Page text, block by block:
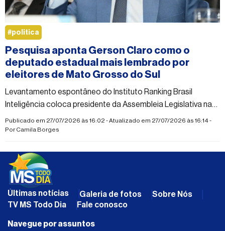
Pesquisa aponta Gerson Claro como o
deputado estadual mais lembrado por
eleitores de Mato Grosso do Sul
Levantamento espontâneo do Instituto Ranking Brasil
Inteligência coloca presidente da Assembleia Legislativa na
liderança entre os nomes citados para a disputa de deputado
estadual
Publicado em 27/07/2026 às 16:02 - Atualizado em 27/07/2026 às 16:14 -
PorCamila Borges
#politica
Últimas notícias Galeria de fotos
Sobre Nós
TV MS Todo Dia
Fale conosco
Navegue por assuntos